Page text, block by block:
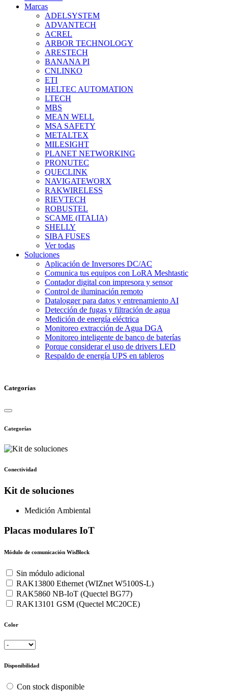
Marcas
ADELSYSTEM
ADVANTECH
ACREL
ARBOR TECHNOLOGY
ARESTECH
BANANA PI
CNLINKO
ETI
HELTEC AUTOMATION
LTECH
MBS
MEAN WELL
MSA SAFETY
METALTEX
MILESIGHT
PLANET NETWORKING
PRONUTEC
QUECLINK
NAVIGATEWORX
RAKWIRELESS
RIEVTECH
ROBUSTEL
SCAME (ITALIA)
SHELLY
SIBA FUSES
Ver todas
Soluciones
Aplicación de Inversores DC/AC
Comunica tus equipos con LoRA Meshtastic
Contador digital con impresora y sensor
Control de iluminación remoto
Datalogger para datos y entrenamiento AI
Detección de fugas y filtración de agua
Medición de energía eléctrica
Monitoreo extracción de Agua DGA
Monitoreo inteligente de banco de baterías
Porque considerar el uso de drivers LED
Respaldo de energía UPS en tableros
Categorías
Categorías
Conectividad
Kit de soluciones
Medición Ambiental
Placas modulares IoT
Módulo de comunicación WisBlock
Sin módulo adicional
RAK13800 Ethernet (WIZnet W5100S-L)
RAK5860 NB-IoT (Quectel BG77)
RAK13101 GSM (Quectel MC20CE)
Color
Disponibilidad
Con stock disponible